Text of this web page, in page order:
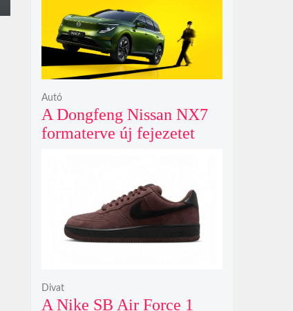
A Dongfeng Nissan NX7
formaterve új fejezetet
Autó
A Nike SB Air Force 1
Divat